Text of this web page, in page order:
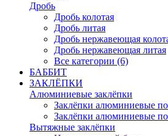
Дробь
Дробь колотая
Дробь литая
Дробь нержавеющая
Дробь нержавеющая литая
Все категории (6)
БАББИТ
ЗАКЛЁПКИ
Алюминиевые заклёпки
Заклёпки алюминиевые
Заклёпки алюминиевые
Вытяжные заклёпки